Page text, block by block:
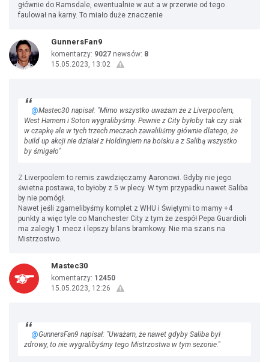
głównie do Ramsdale, ewentualnie w aut a w przerwie od tego
faulował na karny. To miało duże znaczenie
GunnersFan9
komentarzy: 9027 newsów: 8
15.05.2023, 13:02
@Mastec30 napisał: "Mimo wszystko uważam że z Liverpoolem,
West Hamem i Soton wygralibyśmy. Pewnie z City byłoby tak czy siak
w czapkę ale w tych trzech meczach zawaliliśmy głównie dlatego, że
build up akcji nie działał z Holdingiem na boisku a z Salibą wszystko
by śmigało"
Z Liverpoolem to remis zawdzięczamy Aaronowi. Gdyby nie jego
świetna postawa, to byłoby z 5 w plecy. W tym przypadku nawet Saliba
by nie pomógł.
Nawet jeśli zgarnelibyśmy komplet z WHU i Świętymi to mamy +4
punkty a więc tyle co Manchester City z tym że zespół Pepa Guardioli
ma zaległy 1 mecz i lepszy bilans bramkowy. Nie ma szans na
Mistrzostwo.
Mastec30
komentarzy: 12450
15.05.2023, 12:26
@GunnersFan9 napisał: "Uważam, że nawet gdyby Saliba był
zdrowy, to nie wygralibyśmy tego Mistrzostwa w tym sezonie."